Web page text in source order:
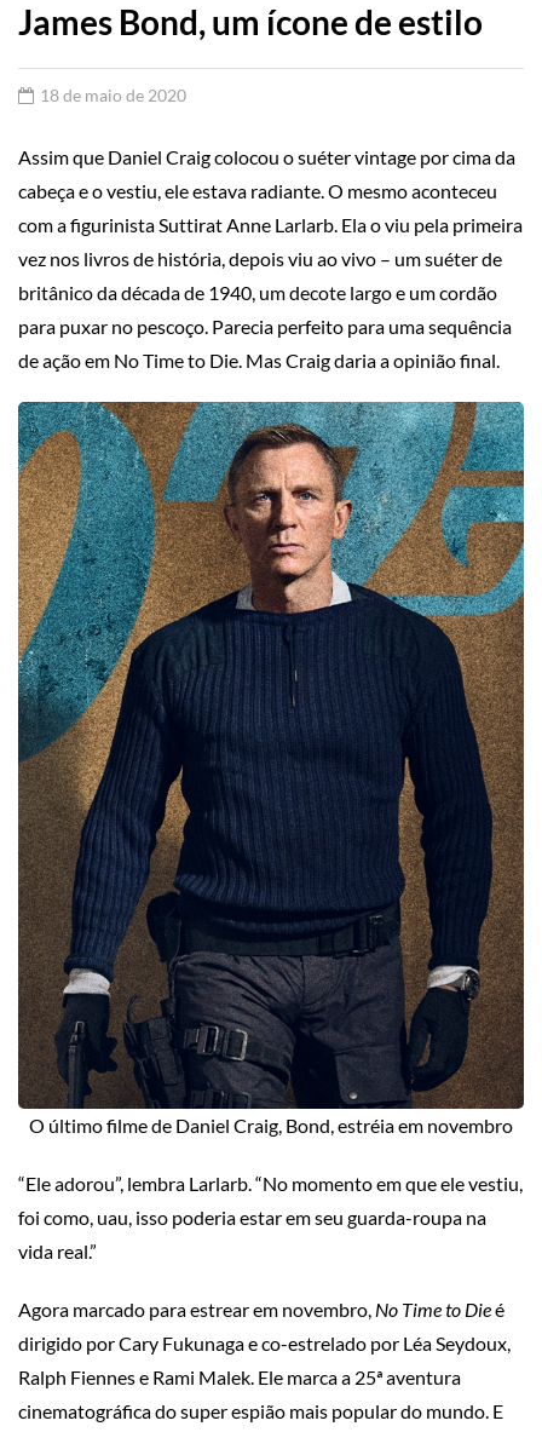
James Bond, um ícone de estilo
18 de maio de 2020
Assim que Daniel Craig colocou o suéter vintage por cima da
cabeça e o vestiu, ele estava radiante.O mesmo aconteceu
com a figurinista Suttirat Anne Larlarb. Ela o viu pela primeira
vez nos livros de história, depois viu ao vivo – um suéter de
britânico da década de 1940, um decote largo e um cordão
para puxar no pescoço. Parecia perfeito para uma sequência
de ação em No Time to Die. Mas Craig daria a opinião final.
O último filme de Daniel Craig, Bond, estréia em novembro
“Ele adorou”, lembra Larlarb. “No momento em que ele vestiu,
foi como, uau, isso poderia estar em seu guarda-roupa na
vida real.”
Agora marcado para estrear em novembro, No Time to Dieé
dirigido por Cary Fukunaga e co-estrelado por Léa Seydoux,
Ralph Fiennes e Rami Malek. Ele marca a 25ª aventura
cinematográfica do super espião mais popular do mundo. E